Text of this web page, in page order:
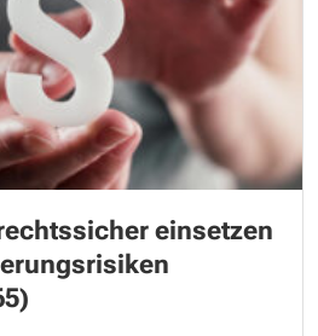
einsetzen